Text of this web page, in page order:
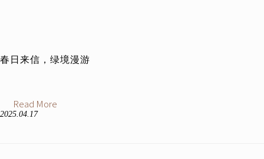
春日来信，绿境漫游
2025.04.17
Read More